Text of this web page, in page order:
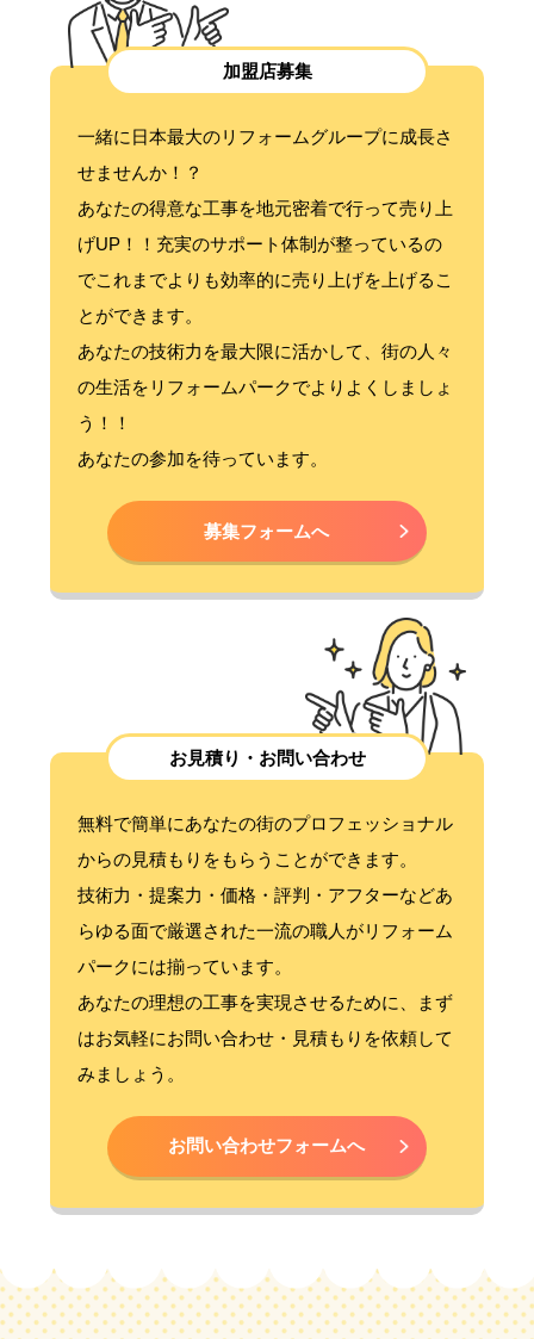
加盟店募集
一緒に日本最大のリフォームグループに成長さ
せませんか！？
あなたの得意な工事を地元密着で行って売り上
げUP！！充実のサポート体制が整っているの
でこれまでよりも効率的に売り上げを上げるこ
とができます。
あなたの技術力を最大限に活かして、街の人々
の生活をリフォームパークでよりよくしましょ
う！！
あなたの参加を待っています。
募集フォームへ
お見積り・お問い合わせ
無料で簡単にあなたの街のプロフェッショナル
からの見積もりをもらうことができます。
技術力・提案力・価格・評判・アフターなどあ
らゆる面で厳選された一流の職人がリフォーム
パークには揃っています。
あなたの理想の工事を実現させるために、まず
はお気軽にお問い合わせ・見積もりを依頼して
みましょう。
お問い合わせフォームへ